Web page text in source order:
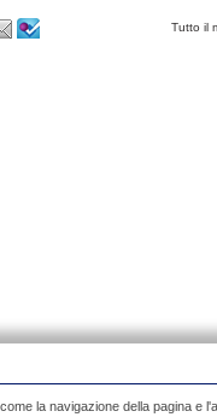
Tutto il
la navigazione della pagina e